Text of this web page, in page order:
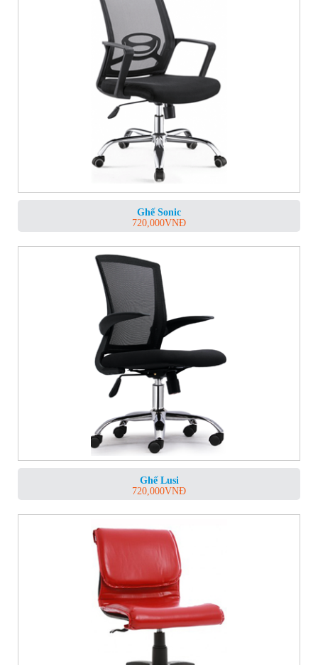
Ghế Sonic
720,000VNĐ
Ghế Lusi
720,000VNĐ